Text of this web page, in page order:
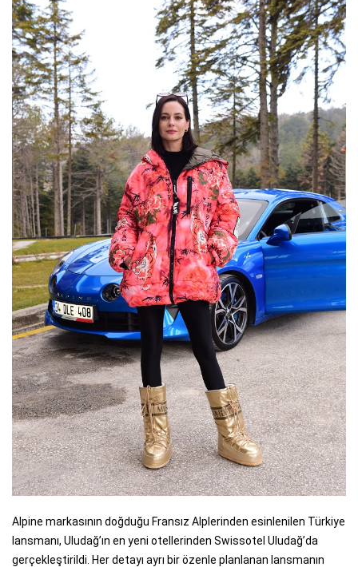
Alpine markasının doğduğu Fransız Alplerinden esinlenilen Türkiye
lansmanı, Uludağ’ın en yeni otellerinden Swissotel Uludağ’da
gerçekleştirildi. Her detayı ayrı bir özenle planlanan lansmanın